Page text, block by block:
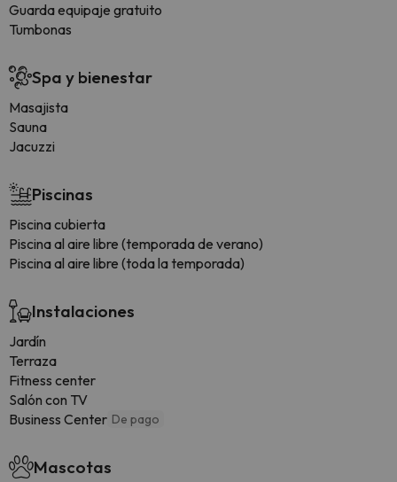
Guarda equipaje gratuito
Tumbonas
Spa y bienestar
Masajista
Sauna
Jacuzzi
Piscinas
Piscina cubierta
Piscina al aire libre (temporada de verano)
Piscina al aire libre (toda la temporada)
Instalaciones
Jardín
Terraza
Fitness center
Salón con TV
Business Center De pago
Mascotas